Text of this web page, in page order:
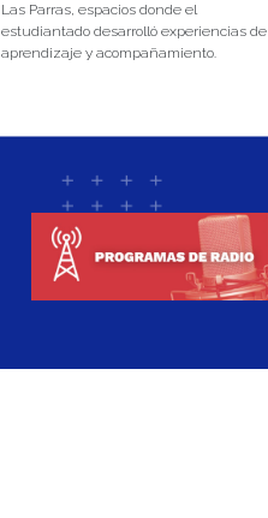
Las Parras, espacios donde el
estudiantado desarrolló experiencias de
aprendizaje y acompañamiento.